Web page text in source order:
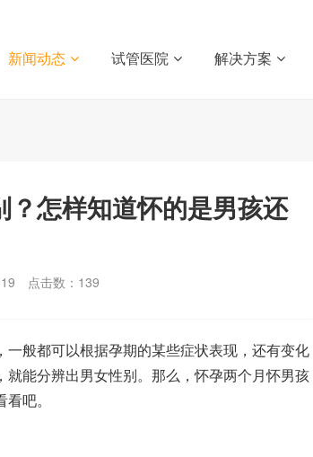
新闻动态 试管医院 解决方案
怎样知道怀的是男孩还
点击数： 139
般都可以根据孕期的某些症状表现，还有变化
能分辨出男女性别。那么，怀孕两个月怀男孩
吧。